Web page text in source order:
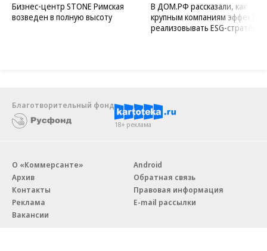
Бизнес-центр STONE Римская
возведен в полную высоту
В ДОМ.РФ рассказали, как
крупным компаниям
реализовывать ESG-стратегию
Благотворительный фонд
18+ реклама
О «Коммерсанте»
Архив
Контакты
Реклама
Вакансии
Android
Обратная связь
Правовая информация
E-mail рассылки